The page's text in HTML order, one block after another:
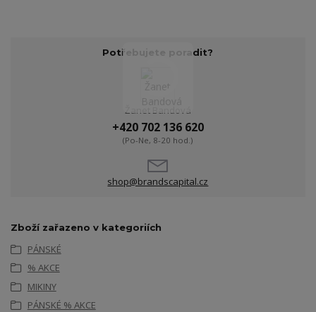
Potřebujete poradit?
Žanet Bandová
+420 702 136 620
(Po-Ne, 8-20 hod.)
shop@brandscapital.cz
Zboží zařazeno v kategoriích
PÁNSKÉ
% AKCE
MIKINY
PÁNSKÉ % AKCE